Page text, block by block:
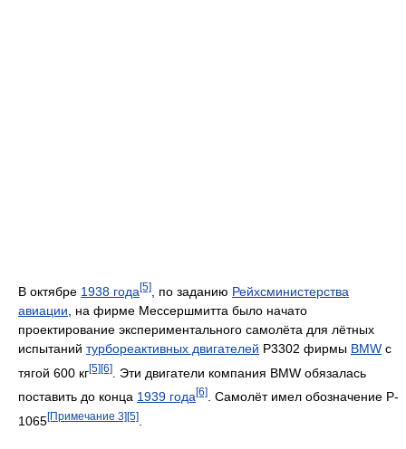
В октябре 1938 года[5] , по заданию Рейхсминистерства
авиации , на фирме Мессершмитта было начато
проектирование экспериментального самолёта для лётных
испытаний турбореактивных двигателей P3302 фирмы BMW с
тягой 600 кг[5][6]
. Эти двигатели компания BMW обязалась
поставить до конца 1939 года [6]
. Самолёт имел обозначение P-
1065[Примечание 3][5]